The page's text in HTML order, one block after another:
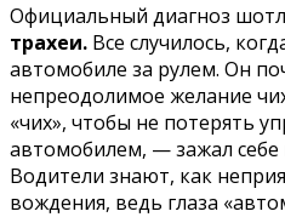
Официальный диагноз
трахеи. Все случилось,
автомобиле за рулем. Он
непреодолимое желание
«чих», чтобы не потерять
автомобилем, — зажал себе
Водители знают, как
вождения, ведь глаза